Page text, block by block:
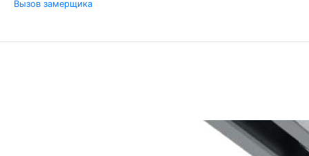
Вызов замерщика